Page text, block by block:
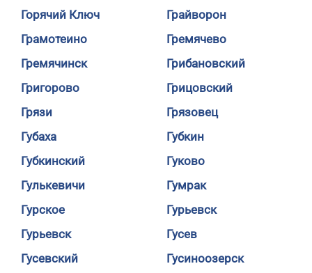
Горячий Ключ
Грайворон
Грамотеино
Гремячево
Гремячинск
Грибановский
Григорово
Грицовский
Грязи
Грязовец
Губаха
Губкин
Губкинский
Гуково
Гулькевичи
Гумрак
Гурское
Гурьевск
Гурьевск
Гусев
Гусевский
Гусиноозерск